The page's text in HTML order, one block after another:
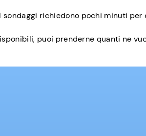
richiedono pochi minuti
puoi prenderne quanti ne